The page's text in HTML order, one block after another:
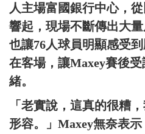
人主場富國銀行中心，
響起，現場不斷傳出大
也讓76人球員明顯感受
在客場，讓Maxey賽後
緒。
「老實說，這真的很糟
形容。」Maxey無奈表